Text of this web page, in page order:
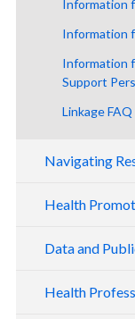
Information
Information
Information
Support
Linkage FAQ
Navigating
Health
Taking
Support
Walk With
Data and
Success
Health